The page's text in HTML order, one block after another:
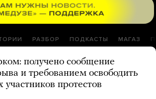
РАЗБОР ПОДКАСТЫ МАГАЗ
получено сообщение
и требованием освободить
протестов